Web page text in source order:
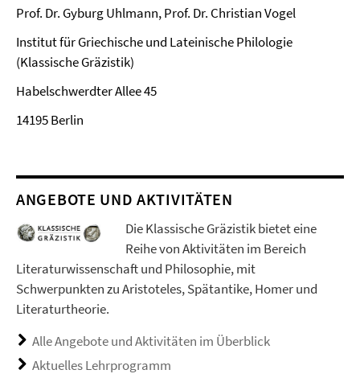
Prof. Dr. Gyburg Uhlmann, Prof. Dr. Christian Vogel
Institut für Griechische und Lateinische Philologie
(Klassische Gräzistik)
Habelschwerdter Allee 45
14195 Berlin
ANGEBOTE UND AKTIVITÄTEN
Die Klassische Gräzistik bietet eine
Reihe von Aktivitäten im Bereich
Literaturwissenschaft und Philosophie, mit
Schwerpunkten zu Aristoteles, Spätantike, Homer und
Literaturtheorie.
Alle Angebote und Aktivitäten im Überblick
Aktuelles Lehrprogramm